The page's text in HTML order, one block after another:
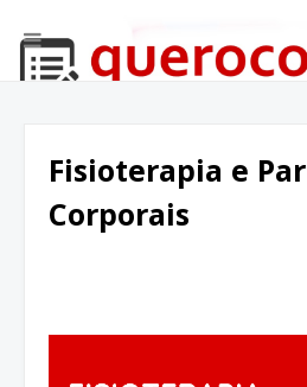
Fisioterapia e
Corporais